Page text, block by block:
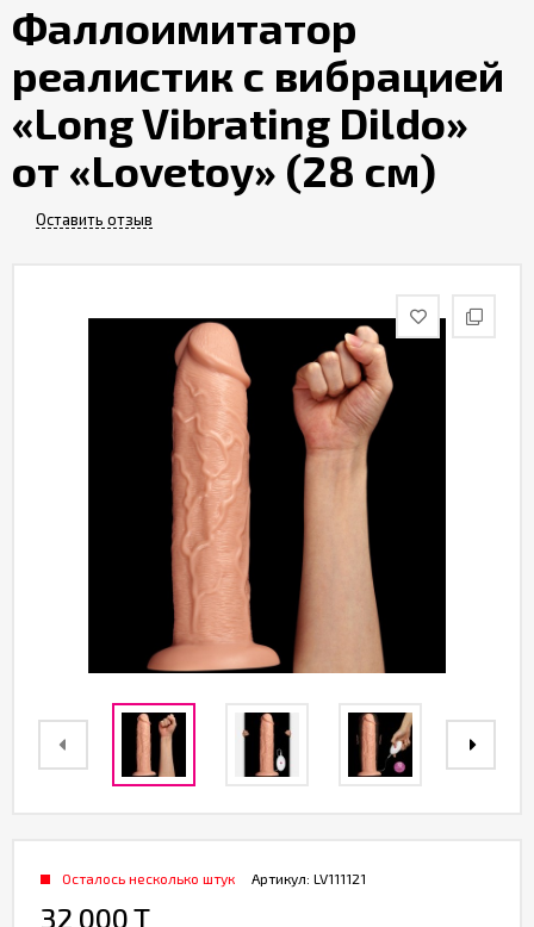
%
CashBack
%
Партнерам
Служба
Фаллоимитатор
реалистик с вибрацией
«Long Vibrating Dildo»
от «Lovetoy» (28 см)
Оставить отзыв
Артикул: LV111121
Осталось несколько штук
32 000 T